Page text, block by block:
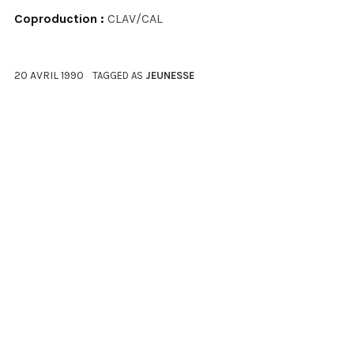
Coproduction : CLAV/CAL
20 AVRIL 1990 TAGGED AS JEUNESSE